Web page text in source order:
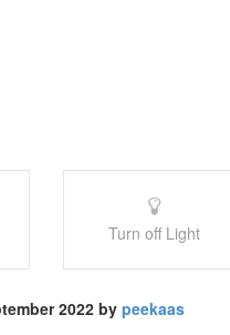
Turn off Light
2022 by peekaas